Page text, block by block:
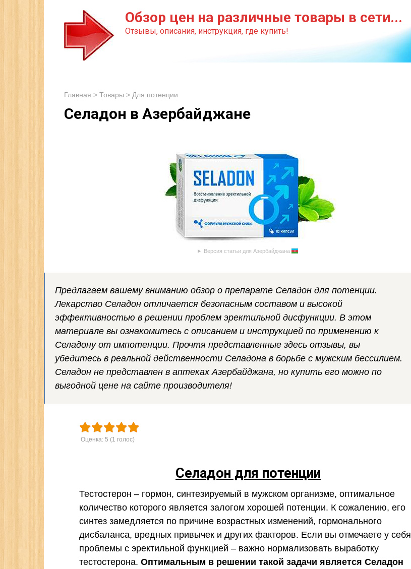
Обзор цен на различные товары в сети...
Отзывы, описания, инструкция, где купить!
Главная > Товары > Для потенции
Селадон в Азербайджане
Версия статьи для Азербайджана
Предлагаем вашему вниманию обзор о препарате Селадон для потенции.
Лекарство Селадон отличается безопасным составом и высокой
эффективностью в решении проблем эректильной дисфункции. В этом
материале вы ознакомитесь с описанием и инструкцией по применению к
Селадону от импотенции. Прочтя представленные здесь отзывы, вы
убедитесь в реальной действенности Селадона в борьбе с мужским бессилием.
Селадон не представлен в аптеках Азербайджана, но купить его можно по
выгодной цене на сайте производителя!
Оценка: 5 (1 голос)
Селадон для потенции
Тестостерон – гормон, синтезируемый в мужском организме, оптимальное
количество которого является залогом хорошей потенции. К сожалению, его
синтез замедляется по причине возрастных изменений, гормонального
дисбаланса, вредных привычек и других факторов. Если вы отмечаете у себя
проблемы с эректильной функцией – важно нормализовать выработку
тестостерона. Оптимальным в решении такой задачи является Селадон